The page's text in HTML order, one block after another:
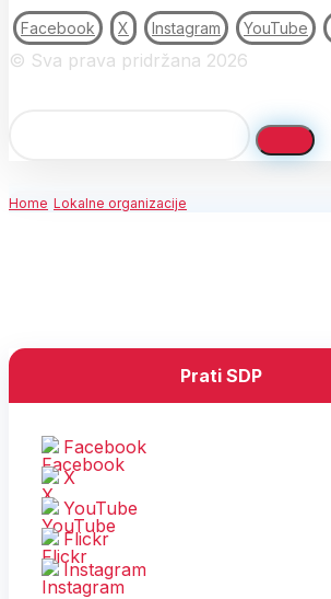
Facebook X Instagram YouTube
© Sva prava pridržana 2026
Home Lokalne organizacije
Prati SDP
Facebook
X
YouTube
Flickr
Instagram